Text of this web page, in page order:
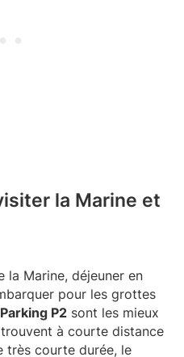
la Marine et
la Marine, déjeuner en
pour les grottes
Parking P2 sont les mieux
à courte distance
très courte durée, le